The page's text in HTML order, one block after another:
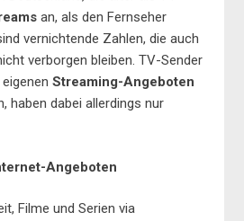
an, als den Fernseher
vernichtende Zahlen, die auch
verborgen bleiben. TV-Sender
Streaming-Angeboten
haben dabei allerdings nur
Angeboten
Filme und Serien via